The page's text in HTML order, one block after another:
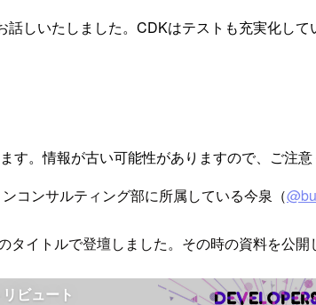
しいたしました。CDKはテストも充実化し
。情報が古い可能性がありますので、ご注意
コンサルティング部に所属している今泉（
タイトルで登壇しました。その時の資料を公開